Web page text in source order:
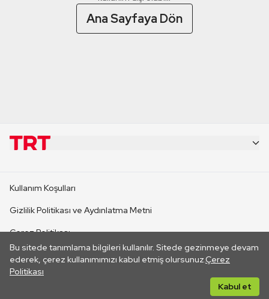
Ana Sayfaya Dön
Bu sitede tanımlama bilgileri kullanılır. Sitede gezinmeye devam
ederek, çerez kullanımımızı kabul etmiş olursunuz.Çerez
Politikası
Kabul et
CANLI YAYINLAR
Kullanım Koşulları
Gizlilik Politikası ve Aydınlatma Metni
Çerez Politikası
İletişim
Her hakkı saklıdır. ©2026 TRT. Bağlantı yoluyla gidilen dış